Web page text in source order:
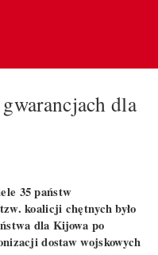
dla
35 państw
koalicji chętnych było
dla Kijowa po
dostaw wojskowych